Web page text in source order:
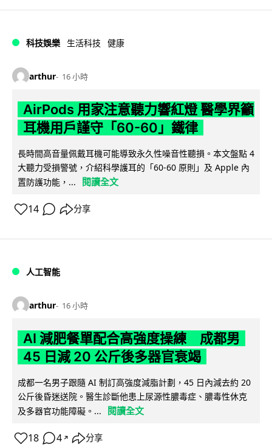
科技娛樂 生活科技 健康
arthur 16 小時
AirPods 用家注意聽力響紅燈 醫學界籲
耳機用戶謹守「60-60」鐵律
長時間高音量佩戴耳機可能導致永久性噪音性聽損。本文盤點 4
大聽力受損警號，介紹科學護耳的「60-60 原則」及 Apple 內
置防護功能，...
閱讀全文
14 分享
人工智能
arthur 16 小時
AI 減肥餐單配合高強度操練 成都男
45 日減 20 公斤後多器官衰竭
成都一名男子跟隨 AI 制訂高強度減脂計劃，45 日內減去約 20
公斤後昏迷送院。醫生診斷他患上尿源性膿毒症、膿毒性休克
及多器官功能障礙。...
閱讀全文
18 4 ↗ 分享